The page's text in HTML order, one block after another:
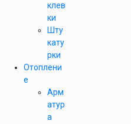
клев
ки
Шту
кату
рки
Отоплени
е
Арм
атур
а